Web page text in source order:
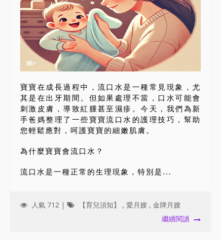
寶寶在成長過程中，流口水是一種常見現象，尤
其是在出牙期間。但如果處理不當，口水可能會
刺激皮膚，導致紅腫甚至濕疹。今天，我們為新
手爸媽整理了一些寶寶流口水的護理技巧，幫助
您輕鬆應對，呵護寶寶的細嫩肌膚。
為什麼寶寶會流口水？
流口水是一種正常的生理現象，特別是...
人氣 712 | 【育兒須知】 , 愛月嫂 , 金牌月嫂
繼續閱讀